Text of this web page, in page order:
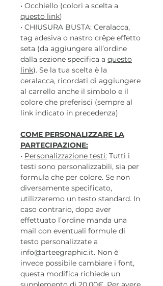
• Occhiello (colori a scelta a
questo link)
• CHIUSURA BUSTA: Ceralacca,
tag adesiva o nastro crêpe effetto
seta (da aggiungere all’ordine
dalla sezione specifica a questo
link). Se la tua scelta è la
ceralacca, ricordati di aggiungere
al carrello anche il simbolo e il
colore che preferisci (sempre al
link indicato in precedenza)
COME PERSONALIZZARE LA
PARTECIPAZIONE:
• Personalizzazione testi: Tutti i
testi sono personalizzabili, sia per
formula che per colore. Se non
diversamente specificato,
utilizzeremo un testo standard. In
caso contrario, dopo aver
effettuato l’ordine manda una
mail con eventuali formule di
testo personalizzate a
info@arteegraphic.it. Non è
invece possibile cambiare i font,
questa modifica richiede un